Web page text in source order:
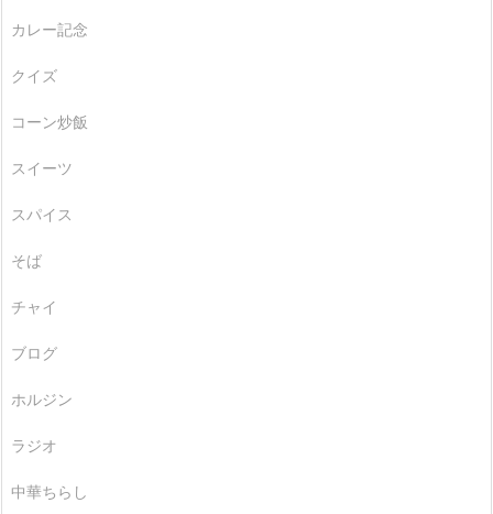
カレー記念
クイズ
コーン炒飯
スイーツ
スパイス
そば
チャイ
ブログ
ホルジン
ラジオ
中華ちらし